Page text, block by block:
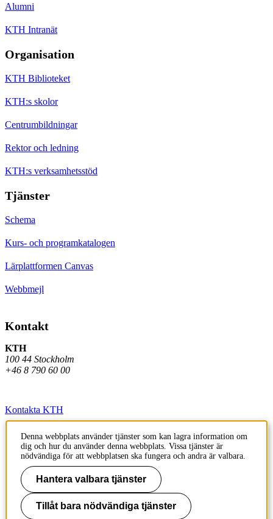
Alumni
KTH Intranät
Organisation
KTH Biblioteket
KTH:s skolor
Centrumbildningar
Rektor och ledning
KTH:s verksamhetsstöd
Tjänster
Schema
Kurs- och programkatalogen
Lärplattformen Canvas
Webbmejl
Kontakt
KTH
100 44 Stockholm
+46 8 790 60 00
Kontakta KTH
Jobba på KTH
Press och media
Faktura och betalning KTH
Om KTH:s webbplatser
Denna webbplats använder tjänster som kan lagra information om
dig och hur du använder denna webbplats. Vissa tjänster är
nödvändiga för att webbplatsen ska fungera och andra är valbara.
Hantera valbara tjänster
Tillåt bara nödvändiga tjänster